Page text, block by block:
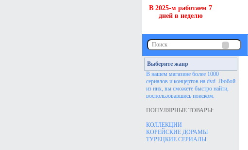
В 2025-м работаем 7
дней в неделю
Выберите жанр
В нашем магазине более 1000
сериалов и концертов на dvd. Любой
из них, вы сможете быстро найти,
воспользовавшись поиском.
ПОПУЛЯРНЫЕ ТОВАРЫ:
КОЛЛЕКЦИИ
КОРЕЙСКИЕ ДОРАМЫ
ТУРЕЦКИЕ СЕРИАЛЫ